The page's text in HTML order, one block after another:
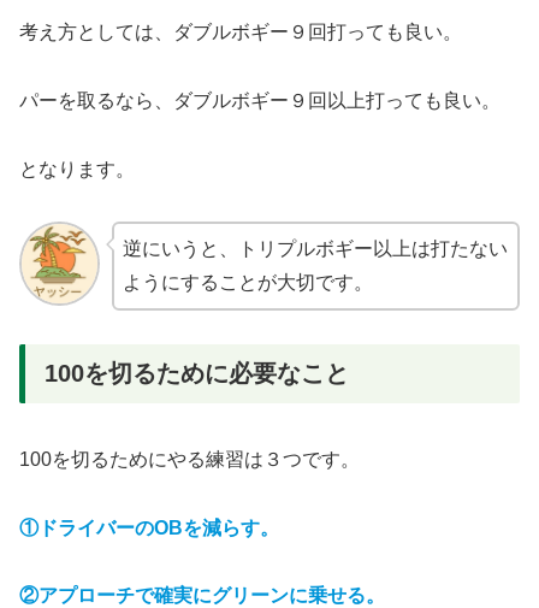
考え方としては、ダブルボギー９回打っても良い。
パーを取るなら、ダブルボギー９回以上打っても良い。
となります。
逆にいうと、トリプルボギー以上は打たない
ようにすることが大切です。
100を切るために必要なこと
100を切るためにやる練習は３つです。
①ドライバーのOBを減らす。
②アプローチで確実にグリーンに乗せる。